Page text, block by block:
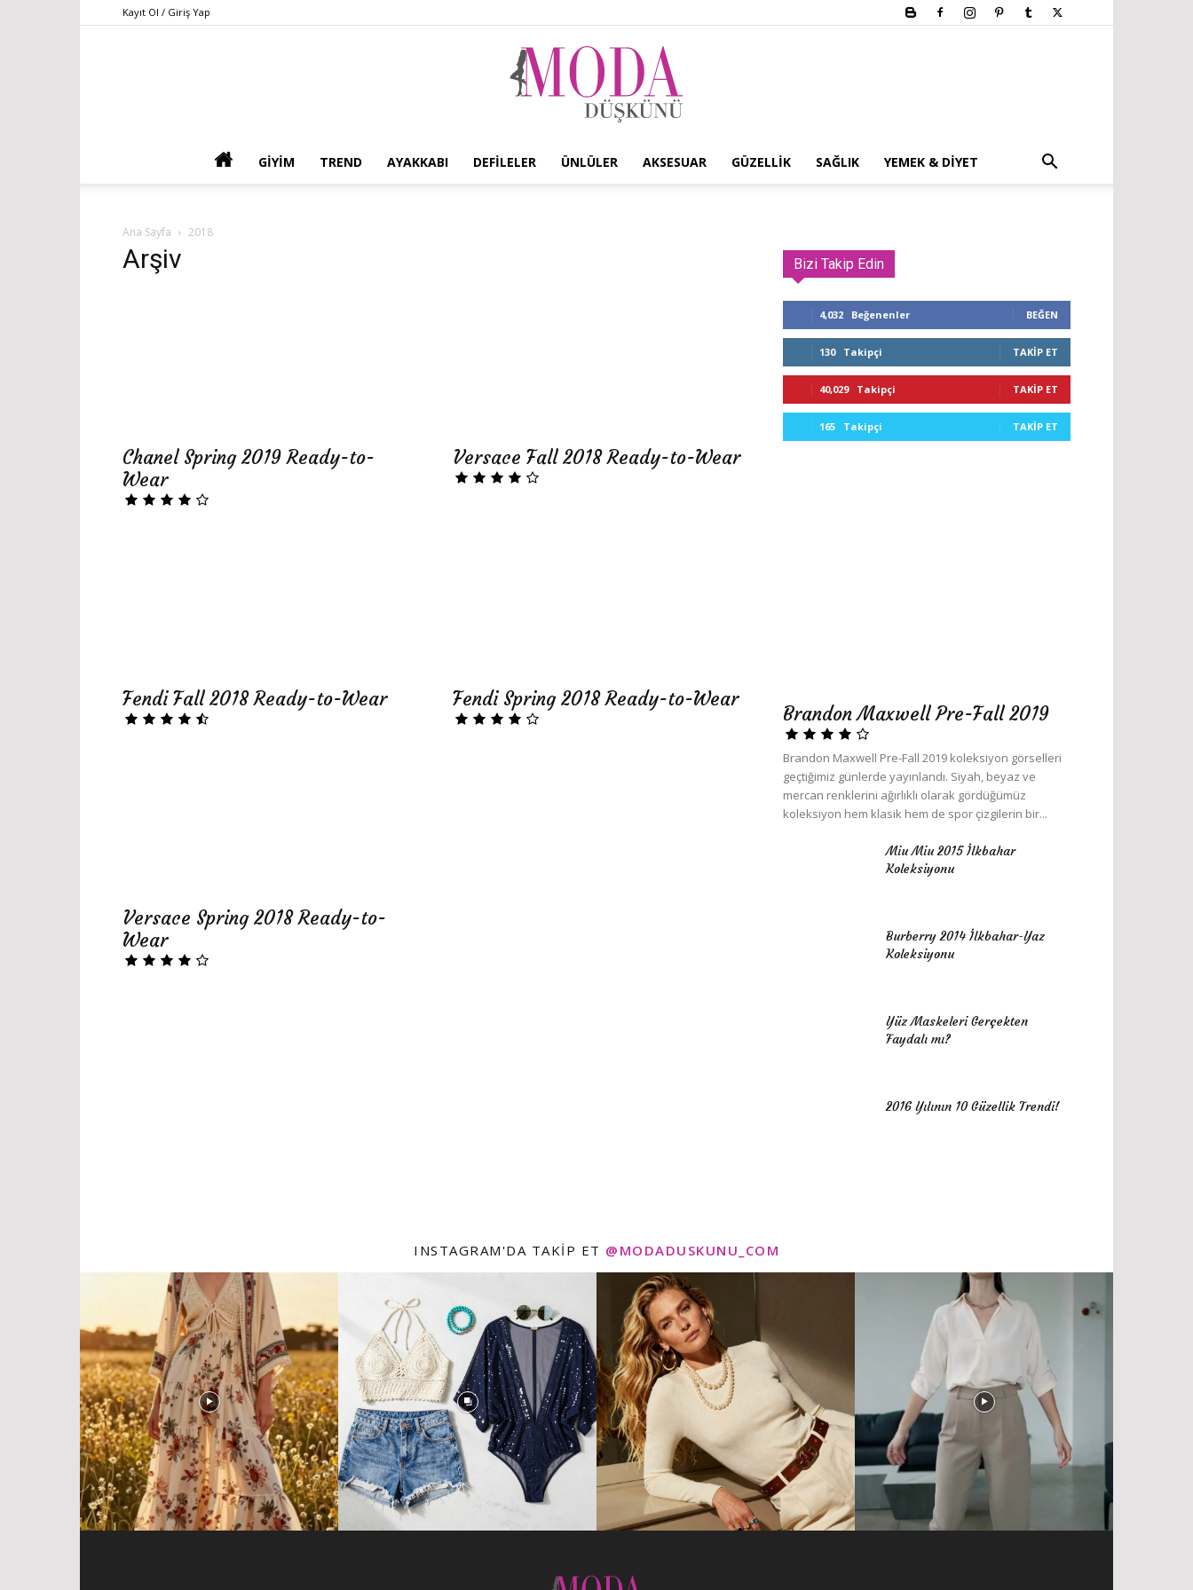
Kayıt Ol / Giriş Yap
GIYIM TREND AYAKKABI DEFILELER ÜNLÜLER AKSESUAR GÜZELLIK SAĞLIK YEMEK & DIYET
Ana Sayfa 2018
Arşiv
Chanel Spring 2019 Ready-to-
Wear
Versace Fall 2018 Ready-to-Wear
Fendi Fall 2018 Ready-to-Wear Fendi Spring 2018 Ready-to-Wear
Versace Spring 2018 Ready-to-
Wear
Bizi Takip Edin
4,032 Beğenenler BEĞEN
130 Takipçi TAKIP ET
40,029 Takipçi TAKIP ET
165 Takipçi TAKIP ET
Brandon Maxwell Pre-Fall 2019
Brandon Maxwell Pre-Fall 2019 koleksiyon görselleri
geçtiğimiz günlerde yayınlandı. Siyah, beyaz ve
mercan renklerini ağırlıklı olarak gördüğümüz
koleksiyon hem klasik hem de spor çizgilerin bir...
Miu Miu 2015 İlkbahar
Koleksiyonu
Burberry 2014 İlkbahar-Yaz
Koleksiyonu
Yüz Maskeleri Gerçekten
Faydalı mı?
2016 Yılının 10 Güzellik Trendi!
INSTAGRAM'DA TAKIP ET @MODADUSKUNU_COM